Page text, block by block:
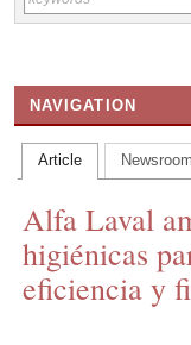
NAVIGATION
HOME
CONTACT US
INS MAIN WEBSITE
ABOUT US
Article
Alfa Laval
higiénicas
eficiencia y